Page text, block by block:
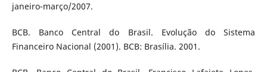
janeiro-março/2007.
BCB. Banco Central do Brasil. Evolução do Sistema
Financeiro Nacional (2001). BCB: Brasília. 2001.